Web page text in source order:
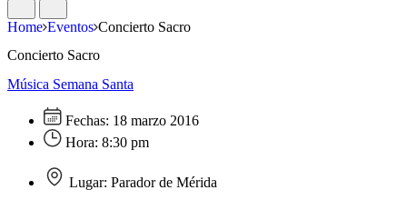
Home Eventos Concierto Sacro
Concierto Sacro
Música Semana Santa
Fechas: 18 marzo 2016
Hora: 8:30 pm
Lugar: Parador de Mérida